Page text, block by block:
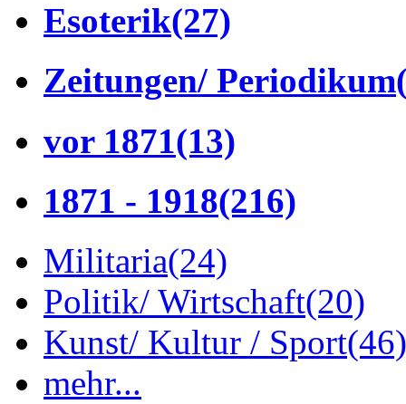
Esoterik(27)
Zeitungen/ Periodikum
vor 1871(13)
1871 - 1918(216)
Militaria(24)
Politik/ Wirtschaft(20)
Kunst/ Kultur / Sport(46)
mehr...